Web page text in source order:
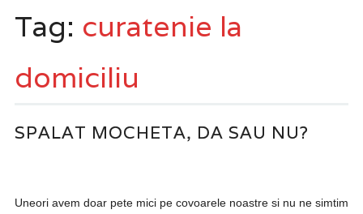
content
Tag: curatenie la
domiciliu
SPALAT MOCHETA, DA SAU NU?
Uneori avem doar pete mici pe covoarele noastre si nu ne simtim